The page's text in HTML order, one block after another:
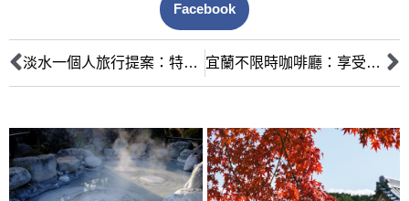
Facebook
淡水一個人旅行提案：特色咖啡廳角落，享受寧靜的Chill時光 宜蘭不限時咖啡廳：享受悠閒時光，數位遊牧族的最愛